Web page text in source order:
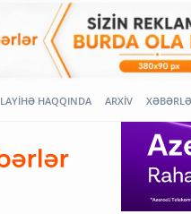
LAYİHƏ HAQQINDA ARXİV